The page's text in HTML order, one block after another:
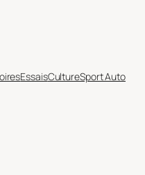
EssaisCultureSport Auto